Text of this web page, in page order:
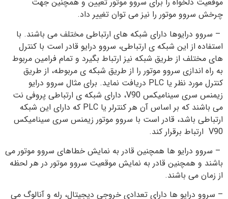
چرخش سروو موتور را نیز می توان تغییر داد.
– سروو درایوها دارای شبکه های ارتباطی مختلف می باشند. با
استفاده از این شبکه ی ارتباطی، سروو درایو قادر است با کنترل
های مختلف از طریق شبکه نیز ارتباط بگیرد و تمام فرامین مربوط
به راه اندازی سروو موتور را از طریق شبکه ی مربوطه، از طریق
کنترل مورد نظر یا PLC دریافت نماید. برای مثال سروو درایو
زیمنس سری سینامیکس V90، دارای شبکه ی ارتباطی پروفی نت
می باشند که بر اساس آن هر کنترلر یا PLC که دارای این شبکه
ارتباطی باشد، قادر است با سروو موتور زیمنس سری سینامیکس
V90 ارتباط برقرار کند.
– سروو درایو ها همچنین قادر به نمایش خطاهای سروو موتور می
باشند و همچنین قادر به نمایش موقعیت سروو موتور در هر لحظه
از زمان می باشند.
– سروو درایو ها دارای تعدادی خروجی دیجیتال، رله و آنالوگ می